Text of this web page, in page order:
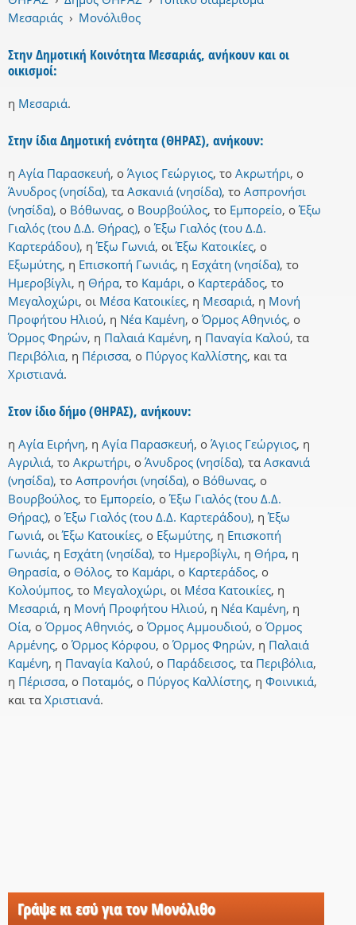
Μεσαριάς › Μονόλιθος
Στην Δημοτική Κοινότητα Μεσαριάς, ανήκουν και οι
οικισμοί:
η Μεσαριά.
Στην ίδια Δημοτική ενότητα (ΘΗΡΑΣ), ανήκουν:
η Αγία Παρασκευή, ο Άγιος Γεώργιος, το Ακρωτήρι, ο
Άνυδρος (νησίδα), τα Ασκανιά (νησίδα), το Ασπρονήσι
(νησίδα), ο Βόθωνας, ο Βουρβούλος, το Εμπορείο, ο Έξω
Γιαλός (του Δ.Δ. Θήρας), ο Έξω Γιαλός (του Δ.Δ.
Καρτεράδου), η Έξω Γωνιά, οι Έξω Κατοικίες, ο
Εξωμύτης, η Επισκοπή Γωνιάς, η Εσχάτη (νησίδα), το
Ημεροβίγλι, η Θήρα, το Καμάρι, ο Καρτεράδος, το
Μεγαλοχώρι, οι Μέσα Κατοικίες, η Μεσαριά, η Μονή
Προφήτου Ηλιού, η Νέα Καμένη, ο Όρμος Αθηνιός, ο
Όρμος Φηρών, η Παλαιά Καμένη, η Παναγία Καλού, τα
Περιβόλια, η Πέρισσα, ο Πύργος Καλλίστης, και τα
Χριστιανά.
Στον ίδιο δήμο (ΘΗΡΑΣ), ανήκουν:
η Αγία Ειρήνη, η Αγία Παρασκευή, ο Άγιος Γεώργιος, η
Αγριλιά, το Ακρωτήρι, ο Άνυδρος (νησίδα), τα Ασκανιά
(νησίδα), το Ασπρονήσι (νησίδα), ο Βόθωνας, ο
Βουρβούλος, το Εμπορείο, ο Έξω Γιαλός (του Δ.Δ.
Θήρας), ο Έξω Γιαλός (του Δ.Δ. Καρτεράδου), η Έξω
Γωνιά, οι Έξω Κατοικίες, ο Εξωμύτης, η Επισκοπή
Γωνιάς, η Εσχάτη (νησίδα), το Ημεροβίγλι, η Θήρα, η
Θηρασία, ο Θόλος, το Καμάρι, ο Καρτεράδος, ο
Κολούμπος, το Μεγαλοχώρι, οι Μέσα Κατοικίες, η
Μεσαριά, η Μονή Προφήτου Ηλιού, η Νέα Καμένη, η
Οία, ο Όρμος Αθηνιός, ο Όρμος Αμμουδιού, ο Όρμος
Αρμένης, ο Όρμος Κόρφου, ο Όρμος Φηρών, η Παλαιά
Καμένη, η Παναγία Καλού, ο Παράδεισος, τα Περιβόλια,
η Πέρισσα, ο Ποταμός, ο Πύργος Καλλίστης, η Φοινικιά,
και τα Χριστιανά.
Γράψε κι εσύ για τον Μονόλιθο